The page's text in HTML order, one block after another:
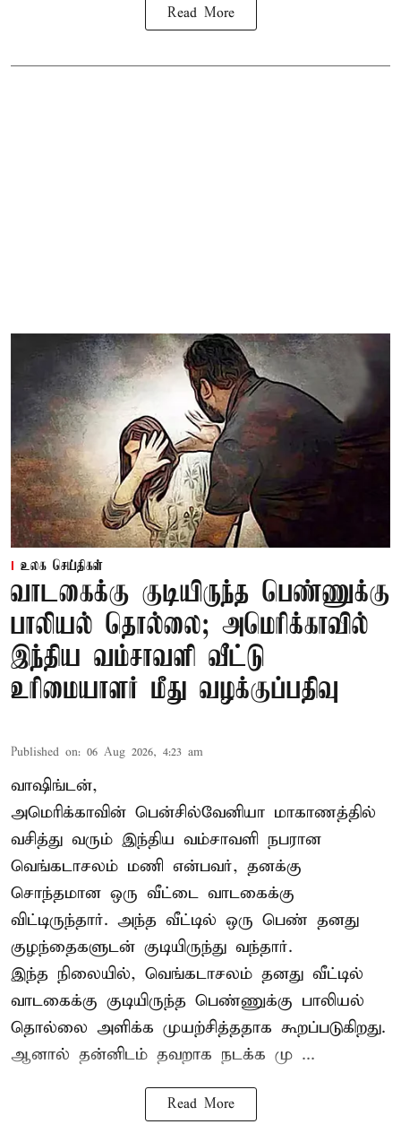
Read More
உலக செய்திகள்
வாடகைக்கு குடியிருந்த பெண்ணுக்கு
பாலியல் தொல்லை; அமெரிக்காவில்
இந்திய வம்சாவளி வீட்டு
உரிமையாளர் மீது வழக்குப்பதிவு
Published on: 06 Aug 2026, 4:23 am
வாஷிங்டன்,
அமெரிக்காவின் பென்சில்வேனியா மாகாணத்தில்
வசித்து வரும் இந்திய வம்சாவளி நபரான
வெங்கடாசலம் மணி என்பவர், தனக்கு
சொந்தமான ஒரு வீட்டை வாடகைக்கு
விட்டிருந்தார். அந்த வீட்டில் ஒரு பெண் தனது
குழந்தைகளுடன் குடியிருந்து வந்தார்.
இந்த நிலையில், வெங்கடாசலம் தனது வீட்டில்
வாடகைக்கு குடியிருந்த பெண்ணுக்கு பாலியல்
தொல்லை அளிக்க முயற்சித்ததாக கூறப்படுகிறது.
ஆனால் தன்னிடம் தவறாக நடக்க மு ...
Read More